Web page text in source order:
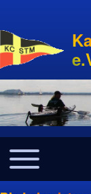
Navigation
Toggle main menu